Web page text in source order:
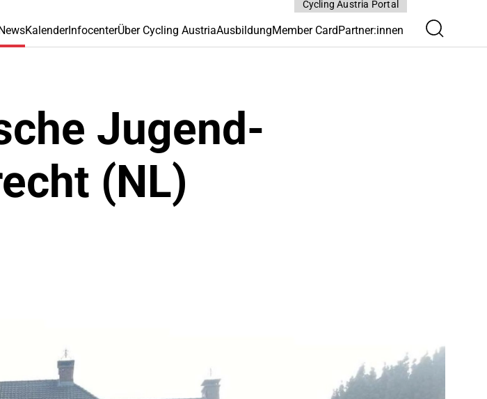
KalenderInfocenterÜber Cycling AustriaAusbildungMember CardPartner:innen
Cycling Austria Portal
Jugend-
(NL)